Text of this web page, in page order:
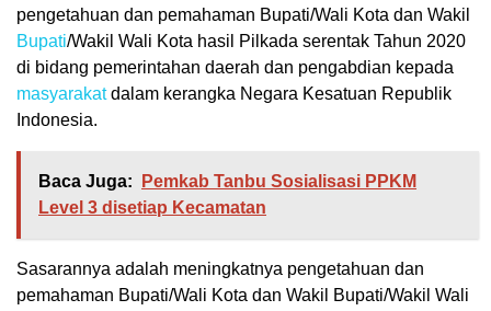
pengetahuan dan pemahaman Bupati/Wali Kota dan Wakil
Bupati/Wakil Wali Kota hasil Pilkada serentak Tahun 2020
di bidang pemerintahan daerah dan pengabdian kepada
masyarakatdalam kerangka Negara Kesatuan Republik
Indonesia.
Baca Juga:
Pemkab Tanbu Sosialisasi PPKM
Level 3 disetiap Kecamatan
Sasarannya adalah meningkatnya pengetahuan dan
pemahaman Bupati/Wali Kota dan Wakil Bupati/Wakil Wali